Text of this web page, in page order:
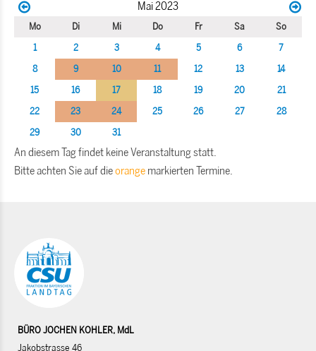
Mai 2023
Mo Di Mi Do Fr Sa
So
1
2 3 4 5 6
7
8
9 10 11 12 13
14
15
16 17 18 19 20
21
22
23 24 25 26 27
28
29
30 31
An diesem Tag findet keine Veranstaltung statt.
Bitte achten Sie auf dieorange markierten Termine.
BÜRO JOCHEN KOHLER, MdL
Jakobstrasse 46